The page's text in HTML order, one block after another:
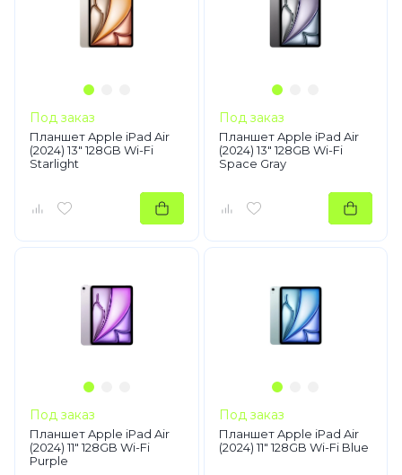
Под заказ
Планшет Apple iPad Air
(2024) 13" 128GB Wi-Fi
Starlight
Под заказ
Планшет Apple iPad Air
(2024) 13" 128GB Wi-Fi
Space Gray
Под заказ
Планшет Apple iPad Air
(2024) 11" 128GB Wi-Fi
Purple
Под заказ
Планшет Apple iPad Air
(2024) 11" 128GB Wi-Fi Blue